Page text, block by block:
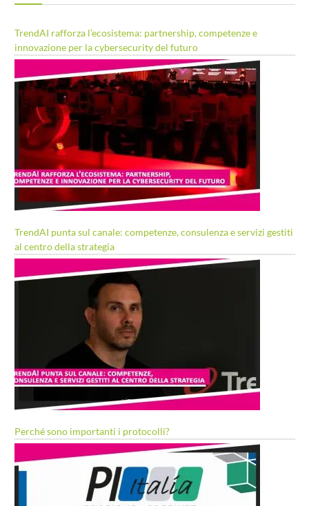
TrendAI rafforza l’ecosistema: partnership, competenze e
innovazione per la cybersecurity del futuro
TrendAI punta sul canale: competenze, consulenza e servizi gestiti
al centro della strategia
Perché sono importanti i protocolli?